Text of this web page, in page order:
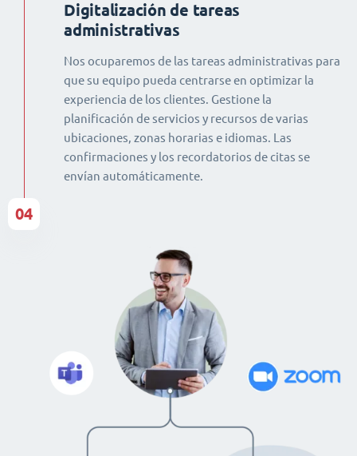
Digitalización de tareas
administrativas
Nos ocuparemos de las tareas administrativas para
que su equipo pueda centrarse en optimizar la
experiencia de los clientes. Gestione la
planificación de servicios y recursos de varias
ubicaciones, zonas horarias e idiomas. Las
confirmaciones y los recordatorios de citas se
envían automáticamente.
04